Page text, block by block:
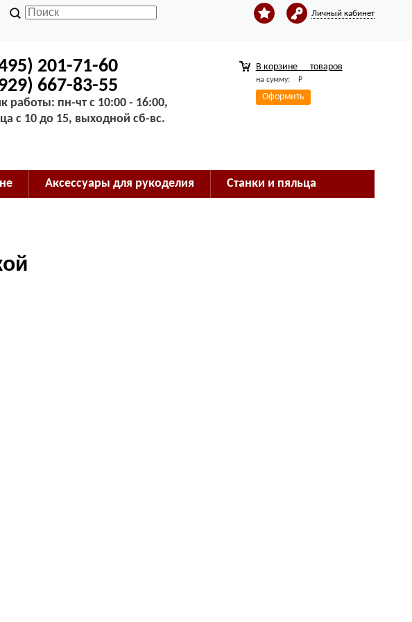
Личный кабинет
201-71-60
667-83-55
работы: пн-чт с 10:00 - 16:00,
с 10 до 15, выходной сб-вс.
В корзине товаров
на сумму: Р
Оформить
Аксессуары для рукоделия Станки и пяльца